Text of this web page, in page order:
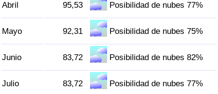
Abril 95,53 Posibilidad de nubes 77%
Mayo 92,31 Posibilidad de nubes 75%
Junio 83,72 Posibilidad de nubes 82%
Julio 83,72 Posibilidad de nubes 77%
Índice de Tráfico (Actual)